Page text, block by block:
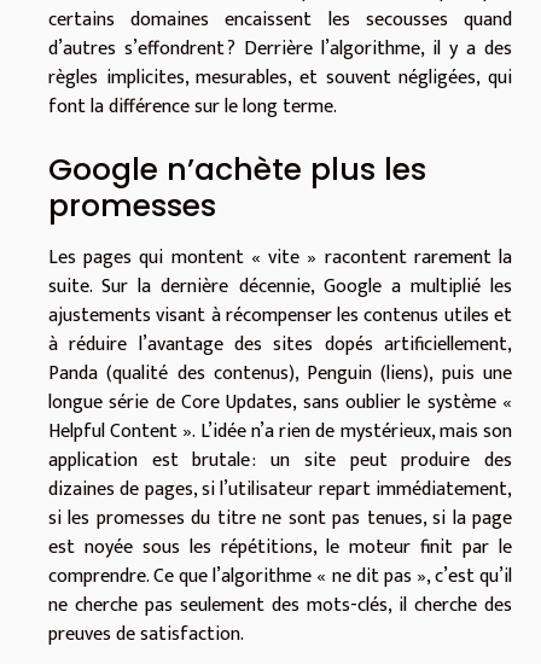
certains domaines encaissent les secousses quand
d’autres s’effondrent ? Derrière l’algorithme, il y a des
règles implicites, mesurables, et souvent négligées, qui
font la différence sur le long terme.
Google n’achète plus les
promesses
Les pages qui montent « vite » racontent rarement la
suite. Sur la dernière décennie, Google a multiplié les
ajustements visant à récompenser les contenus utiles et
à réduire l’avantage des sites dopés artificiellement,
Panda (qualité des contenus), Penguin (liens), puis une
longue série de Core Updates, sans oublier le système «
Helpful Content ». L’idée n’a rien de mystérieux, mais son
application est brutale : un site peut produire des
dizaines de pages, si l’utilisateur repart immédiatement,
si les promesses du titre ne sont pas tenues, si la page
est noyée sous les répétitions, le moteur finit par le
comprendre. Ce que l’algorithme « ne dit pas », c’est qu’il
ne cherche pas seulement des mots-clés, il cherche des
preuves de satisfaction.